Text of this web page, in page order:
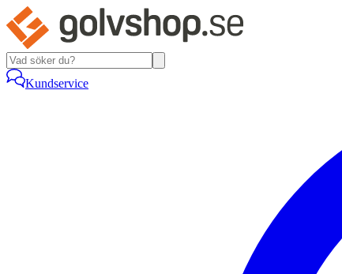
Kundservice